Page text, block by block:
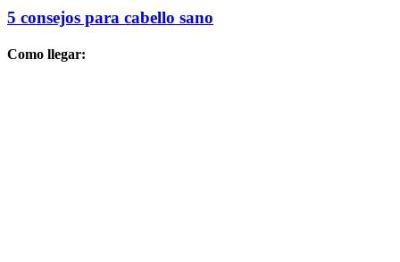
5 consejos para cabello sano
Como llegar: